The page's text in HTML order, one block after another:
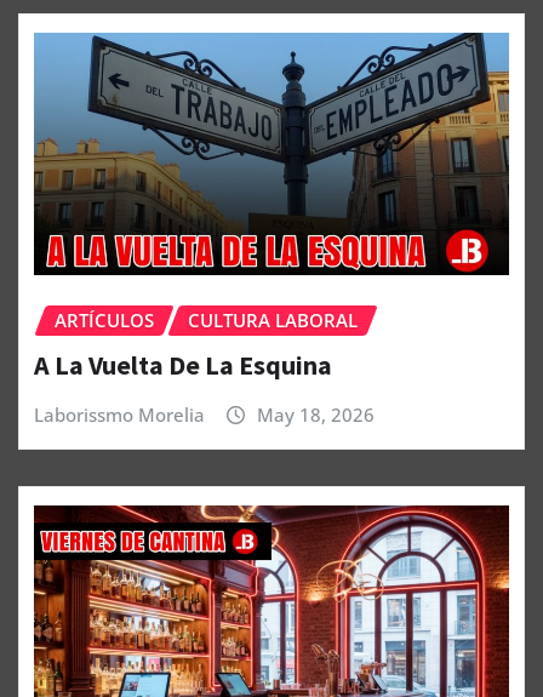
ARTÍCULOS CULTURA LABORAL
A La Vuelta De La Esquina
Laborissmo Morelia May 18, 2026